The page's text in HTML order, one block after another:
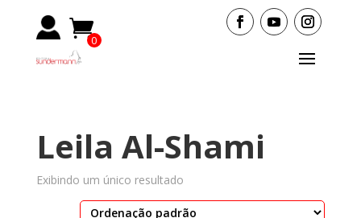
0
Leila Al-Shami
Exibindo um único resultado